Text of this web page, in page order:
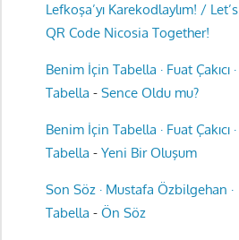
Lefkoşa’yı Karekodlaylım! / Let’s
QR Code Nicosia Together!
Benim İçin Tabella · Fuat Çakıcı ·
Tabella - Sence Oldu mu?
Benim İçin Tabella · Fuat Çakıcı ·
Tabella - Yeni Bir Oluşum
Son Söz · Mustafa Özbilgehan ·
Tabella - Ön Söz